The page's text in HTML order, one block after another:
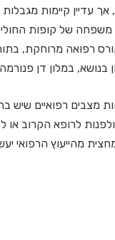
ההסתדרות הרפואית בארץ הגישה נייר עמדה בנושא כבר ב-
משפחה של קופות
רפואה מרוחקת,
במלון דן
מצבים רפואיים שיש
לרופא הקרוב או
מהייעוץ הרפואי